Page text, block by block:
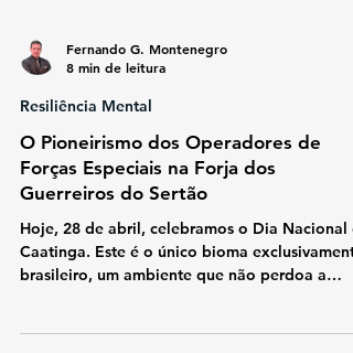
Fernando G. Montenegro
Resiliência Mental
O Pioneirismo dos Operadores de
Guerreiros do Sertão